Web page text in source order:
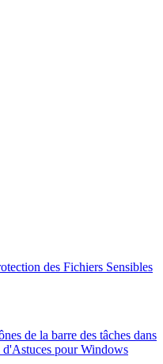
des Fichiers Sensibles
de la barre des tâches dans
d'Astuces pour Windows